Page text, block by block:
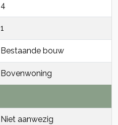
4
1
Bestaande bouw
Bovenwoning
Niet aanwezig